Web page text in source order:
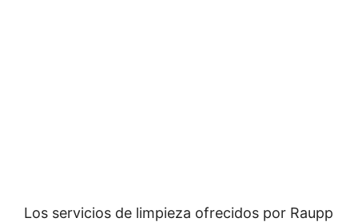
Los servicios de limpieza ofrecidos por Raupp